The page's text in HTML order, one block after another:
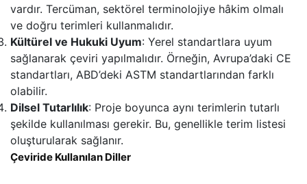
vardır. Tercüman, sektörel terminolojiye hâkim olmalı
ve doğru terimleri kullanmalıdır.
Kültürel ve Hukuki Uyum: Yerel standartlara uyum
sağlanarak çeviri yapılmalıdır. Örneğin, Avrupa’daki CE
standartları, ABD’deki ASTM standartlarından farklı
olabilir.
Dilsel Tutarlılık: Proje boyunca aynı terimlerin tutarlı
şekilde kullanılması gerekir. Bu, genellikle terim listesi
oluşturularak sağlanır.
Çeviride Kullanılan Diller